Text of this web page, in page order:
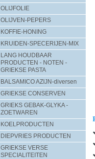
OLIJFOLIE
OLIJVEN-PEPERS
KOFFIE-HONING
KRUIDEN-SPECERIJEN-MIX
LANG HOUDBAAR
PRODUCTEN - NOTEN -
GRIEKSE PASTA
BALSAMICO AZIJN-diversen
GRIEKSE CONSERVEN
GRIEKS GEBAK-GLYKA -
ZOETWAREN
KOELPRODUCTEN
DIEPVRIES PRODUCTEN
GRIEKSE VERSE
SPECIALITEITEN